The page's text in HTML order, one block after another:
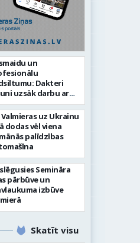
un
Dakteri
uzsāk darbu ar
Vidzemes
Valmieras uz Ukrainu
dodas vēl viena
palīdzības
Semināra
pārbūve un
izbūve
Skatīt visu